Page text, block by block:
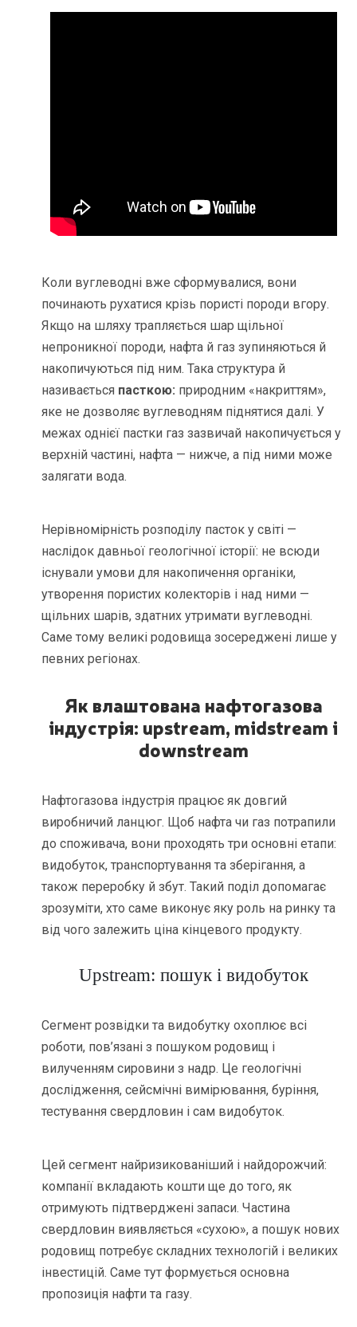
Коли вуглеводні вже сформувалися, вони
починають рухатися крізь пористі породи вгору.
Якщо на шляху трапляється шар щільної
непроникної породи, нафта й газ зупиняються й
накопичуються під ним. Така структура й
називається пасткою: природним «накриттям»,
яке не дозволяє вуглеводням піднятися далі. У
межах однієї пастки газ зазвичай накопичується у
верхній частині, нафта — нижче, а під ними може
залягати вода.
Нерівномірність розподілу пасток у світі —
наслідок давньої геологічної історії: не всюди
існували умови для накопичення органіки,
утворення пористих колекторів і над ними —
щільних шарів, здатних утримати вуглеводні.
Саме тому великі родовища зосереджені лише у
певних регіонах.
Як влаштована нафтогазова
індустрія: upstream, midstream і
downstream
Нафтогазова індустрія працює як довгий
виробничий ланцюг. Щоб нафта чи газ потрапили
до споживача, вони проходять три основні етапи:
видобуток, транспортування та зберігання, а
також переробку й збут. Такий поділ допомагає
зрозуміти, хто саме виконує яку роль на ринку та
від чого залежить ціна кінцевого продукту.
Upstream: пошук і видобуток
Сегмент розвідки та видобутку охоплює всі
роботи, пов’язані з пошуком родовищ і
вилученням сировини з надр. Це геологічні
дослідження, сейсмічні вимірювання, буріння,
тестування свердловин і сам видобуток.
Цей сегмент найризикованіший і найдорожчий:
компанії вкладають кошти ще до того, як
отримують підтверджені запаси. Частина
свердловин виявляється «сухою», а пошук нових
родовищ потребує складних технологій і великих
інвестицій. Саме тут формується основна
пропозиція нафти та газу.